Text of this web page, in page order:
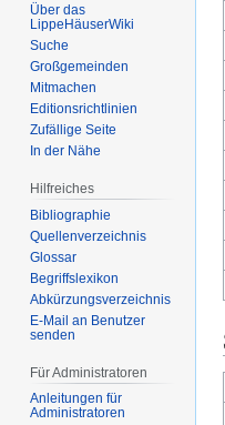
Über das
LippeHäuserWiki
Suche
Großgemeinden
Mitmachen
Editionsrichtlinien
Zufällige Seite
In der Nähe
Hilfreiches
Bibliographie
Quellenverzeichnis
Glossar
Begriffslexikon
Abkürzungsverzeichnis
E-Mail an Benutzer
senden
Für Administratoren
Anleitungen für
Administratoren